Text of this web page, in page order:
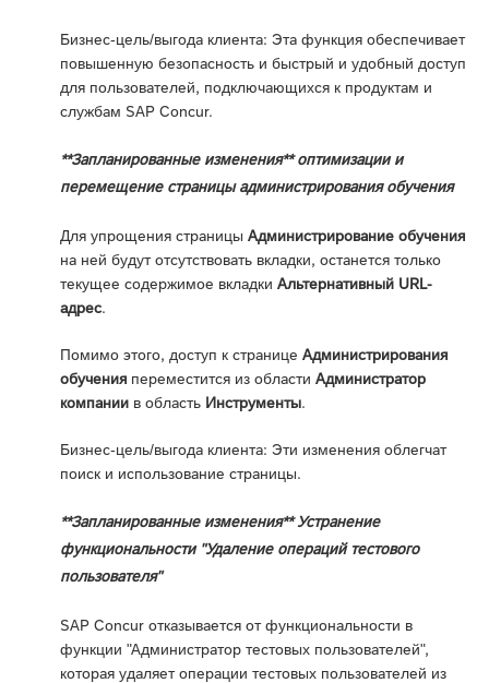
Бизнес-цель/выгода клиента: Эта функция обеспечивает
повышенную безопасность и быстрый и удобный доступ
для пользователей, подключающихся к продуктам и
службам SAP Concur.
**Запланированные изменения** оптимизации и
перемещение страницы администрирования обучения
Для упрощения страницы Администрирование обучения
на ней будут отсутствовать вкладки, останется только
текущее содержимое вкладки Альтернативный URL-
адрес.
Помимо этого, доступ к странице Администрирования
обучения переместится из области Администратор
компании в область Инструменты.
Бизнес-цель/выгода клиента: Эти изменения облегчат
поиск и использование страницы.
**Запланированные изменения** Устранение
функциональности "Удаление операций тестового
пользователя"
SAP Concur отказывается от функциональности в
функции "Администратор тестовых пользователей",
которая удаляет операции тестовых пользователей из